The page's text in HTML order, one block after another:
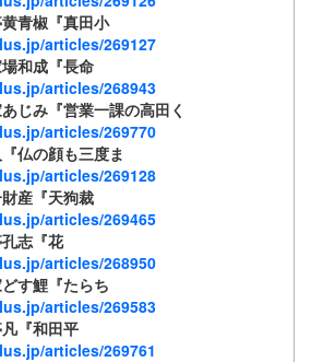
青椒『真田小
articles/269127
和成『長命
articles/268943
じみ『営業一課の高田く
articles/269770
仏の顔も三度ま
articles/269128
産『天狗裁
articles/269465
志『花
articles/268950
す鯉『たらち
articles/269583
『和田平
articles/269761